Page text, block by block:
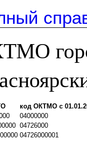
код ОКТМО с
04000000
04726000
04726000001